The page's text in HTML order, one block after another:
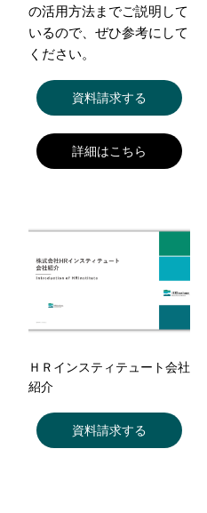
の活用方法までご説明して
いるので、ぜひ参考にして
ください。
資料請求する
詳細はこちら
ＨＲインスティテュート会社
紹介
資料請求する